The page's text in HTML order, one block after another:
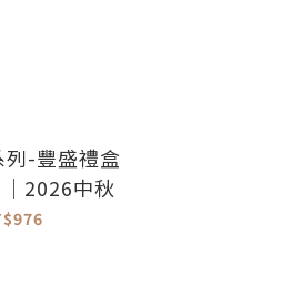
-豐盛禮盒
2026中秋